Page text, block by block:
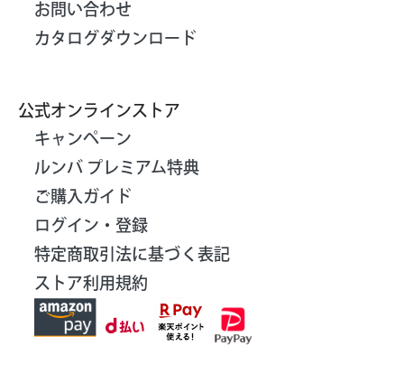
お問い合わせ
カタログダウンロード
公式オンラインストア
キャンペーン
ルンバ プレミアム特典
ご購入ガイド
ログイン・登録
特定商取引法に基づく表記
ストア利用規約